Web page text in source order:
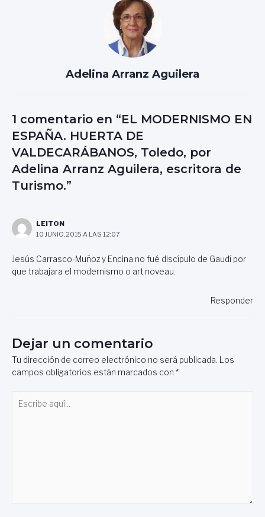
Adelina Arranz Aguilera
1 comentario en “EL MODERNISMO EN
ESPAÑA. HUERTA DE
VALDECARÁBANOS, Toledo, por
Adelina Arranz Aguilera, escritora de
Turismo.”
LEITON
10 JUNIO, 2015 A LAS 12:07
Jesús Carrasco-Muñoz y Encina no fué discípulo de Gaudí por
que trabajara el modernismo o art noveau.
Responder
Dejar un comentario
Tu dirección de correo electrónico no será publicada. Los
campos obligatorios están marcados con *
aquí...